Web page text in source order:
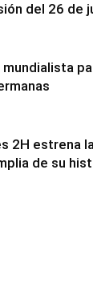
del 26 de
2H estrena
de su